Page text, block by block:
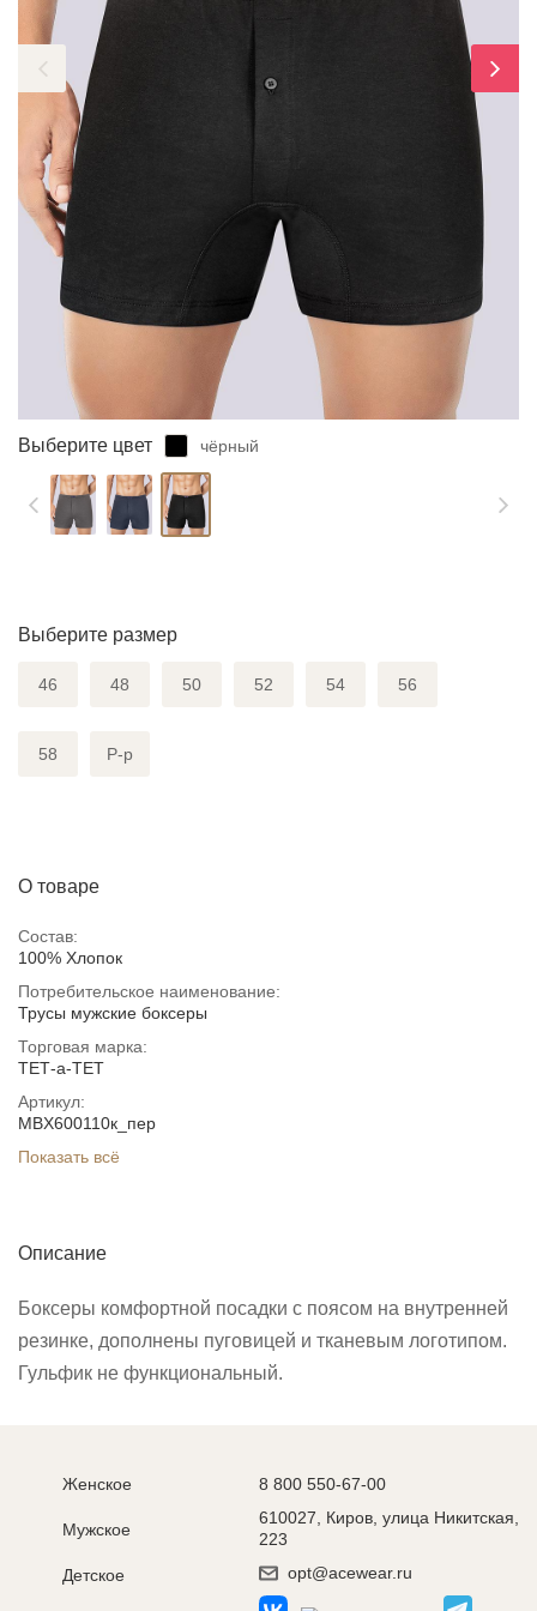
Выберите цвет чёрный
Выберите размер
46 48 50 52 54 56
58 Р-р
О товаре
Состав:
100% Хлопок
Потребительское наименование:
Трусы мужские боксеры
Торговая марка:
ТЕТ-а-ТЕТ
Артикул:
MBX600110к_пер
Показать всё
Описание
Боксеры комфортной посадки с поясом на внутренней
резинке, дополнены пуговицей и тканевым логотипом.
Гульфик не функциональный.
Женское
Мужское
Детское
8 800 550-67-00
610027, Киров, улица Никитская,
223
opt@acewear.ru